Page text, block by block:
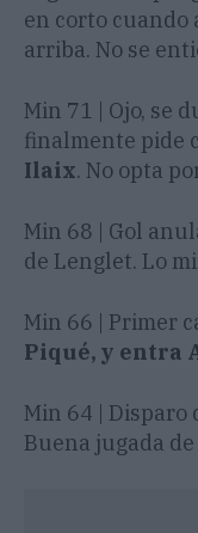
en corto cuando
arriba. No se
Min 71 | Ojo, se
finalmente pide
Ilaix. No opta
Min 68 | Gol
de Lenglet. Lo
Min 66 | Primer
Piqué, y entra
Min 64 | Disparo
Buena jugada